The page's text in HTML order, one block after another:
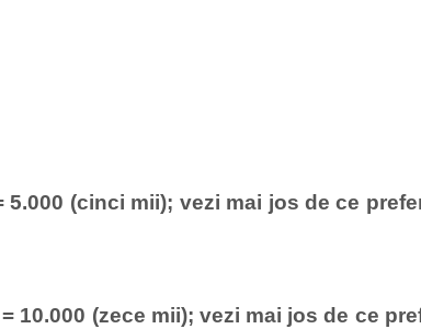
5.000 (cinci mii); vezi mai jos de ce
10.000 (zece mii); vezi mai jos de ce